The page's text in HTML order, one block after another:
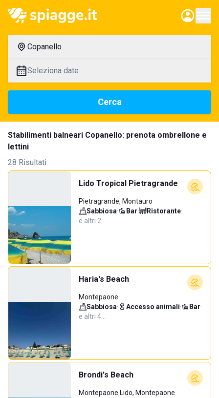
Copanello
Seleziona date
Cerca
Stabilimenti balneari Copanello: prenota ombrellone e
lettini
28 Risultati
Lido Tropical Pietragrande
Pietragrande, Montauro
Sabbiosa· Bar· Ristorante·
e altri 2…
Haria's Beach
Montepaone
Sabbiosa· Accesso animali· Bar·
e altri 4…
Brondi's Beach
Montepaone Lido, Montepaone